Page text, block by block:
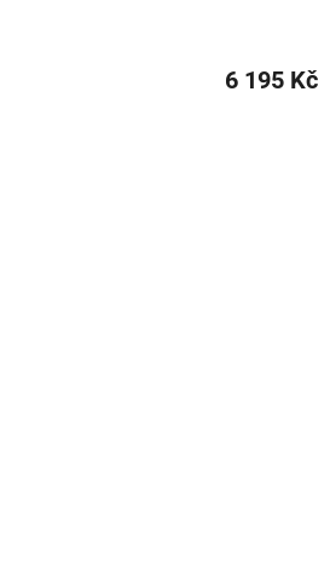
6 195 Kč